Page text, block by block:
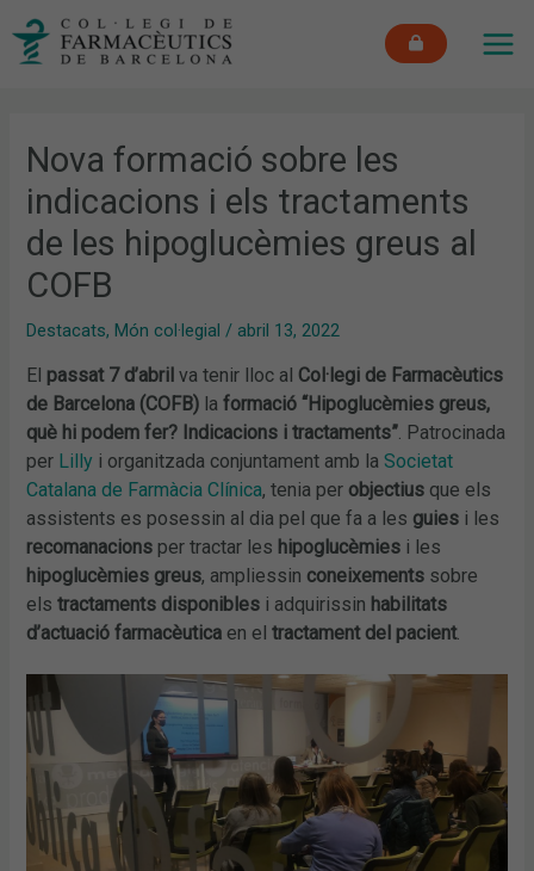
Nova formació sobre les
indicacions i els tractaments
de les hipoglucèmies greus al
COFB
Destacats, Món col·legial / abril 13, 2022
El passat 7 d’abril va tenir lloc al Col·legi de Farmacèutics
de Barcelona (COFB) laformació “Hipoglucèmies greus,
què hi podem fer? Indicacions i tractaments”. Patrocinada
per Lilly i organitzada conjuntament amb laSocietat
Catalana de Farmàcia Clínica, tenia per objectius que els
assistents es posessin al dia pel que fa a les guies i les
recomanacions per tractar les hipoglucèmies i les
hipoglucèmies greus, ampliessin coneixements sobre
elstractaments disponibles i adquirissin habilitats
d’actuació farmacèutica en eltractament del pacient.